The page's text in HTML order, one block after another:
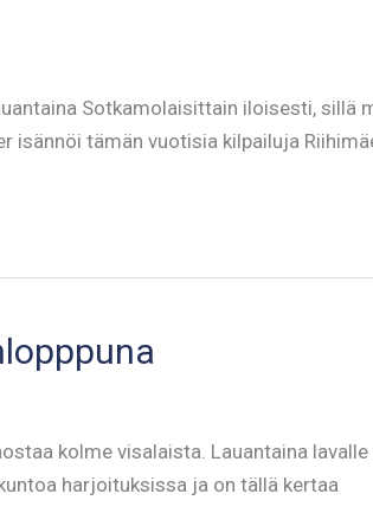
Sotkamolaisittain iloisesti, sillä
isännöi tämän vuotisia kilpailuja
kolme visalaista. Lauantaina lavalle
harjoituksissa ja on tällä kertaa